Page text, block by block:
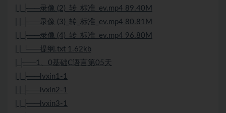
| | ├──录像 (2)_转_标准_ev.mp4 89.40M
| | ├──录像 (3)_转_标准_ev.mp4 80.81M
| | ├──录像 (4)_转_标准_ev.mp4 96.80M
| | └──提纲.txt 1.62kb
| ├──1、0基础C语言第05天
| | ├──lvxin1-1
| | ├──lvxin2-1
| | ├──lvxin3-1